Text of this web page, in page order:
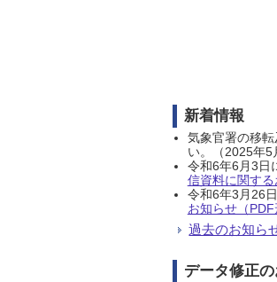
新着情報
気象官署の移
い。（2025年5
令和6年6月3日
信資料に関する
令和6年3月26
お知らせ（PDF
過去のお知ら
データ修正